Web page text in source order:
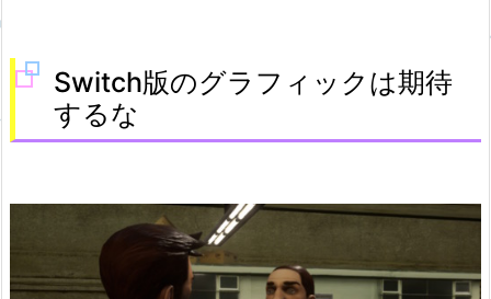
Switch版のグラフィックは期待
するな